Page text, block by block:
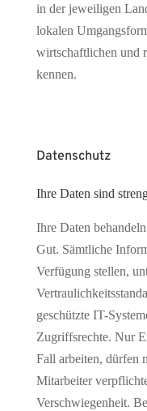
in der jeweiligen
lokalen
wirtschaftlichen und
kennen.
Datenschutz
Ihre Daten sind
Ihre Daten
Gut. Sämtliche
Verfügung stellen,
geschützte IT-
Zugriffsrechte. Nur
Fall arbeiten, dürfen
Mitarbeiter
Verschwiegenheit.